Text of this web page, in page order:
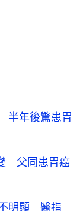
半年後驚患胃
父同患胃癌
明顯 醫指